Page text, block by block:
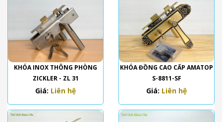
KHÓA INOX THÔNG PHÒNG
ZICKLER - ZL 31
Giá: Liên hệ
KHÓA ĐỒNG CAO CẤP AMATOP
S-8811-SF
Giá: Liên hệ